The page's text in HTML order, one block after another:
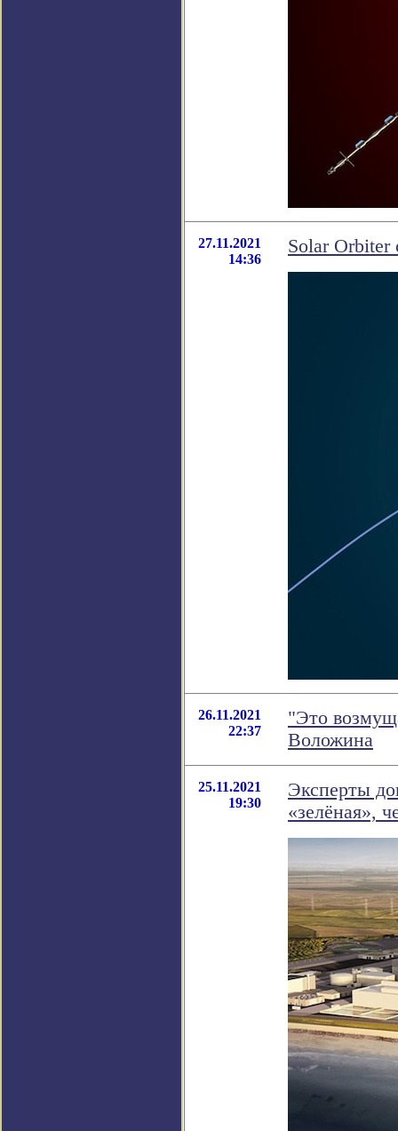
27.11.2021
14:36
Solar Orbiter
26.11.2021
22:37
"Это
Воложина
25.11.2021
19:30
Эксперты
«зелёная»,